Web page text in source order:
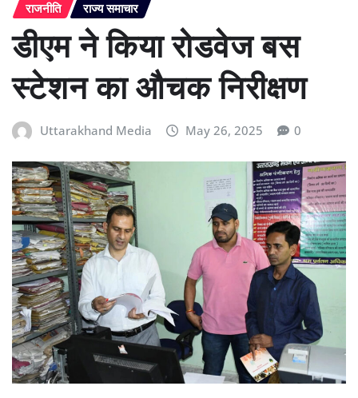
राजनीति राज्य समाचार
डीएम ने किया रोडवेज बस
स्टेशन का औचक निरीक्षण
Uttarakhand Media May 26, 2025 0